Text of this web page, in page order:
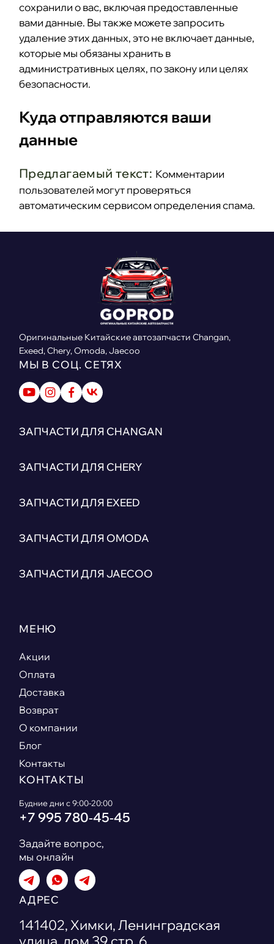
сохранили о вас, включая предоставленные
вами данные. Вы также можете запросить
удаление этих данных, это не включает данные,
которые мы обязаны хранить в
административных целях, по закону или целях
безопасности.
Куда отправляются ваши
данные
Предлагаемый текст: Комментарии
пользователей могут проверяться
автоматическим сервисом определения спама.
Оригинальные Китайские автозапчасти Changan,
Exeed, Chery, Omoda, Jaecoo
МЫ В СОЦ. СЕТЯХ
ЗАПЧАСТИ ДЛЯ CHANGAN
ЗАПЧАСТИ ДЛЯ CHERY
ЗАПЧАСТИ ДЛЯ EXEED
ЗАПЧАСТИ ДЛЯ OMODA
ЗАПЧАСТИ ДЛЯ JAECOO
МЕНЮ
Акции
Оплата
Доставка
Возврат
О компании
Блог
Контакты
КОНТАКТЫ
Будние дни с 9:00-20:00
+7 995 780‑45‑45
Задайте вопрос,
мы онлайн
АДРЕС
141402, Химки, Ленинградская
улица, дом 39 стр. 6